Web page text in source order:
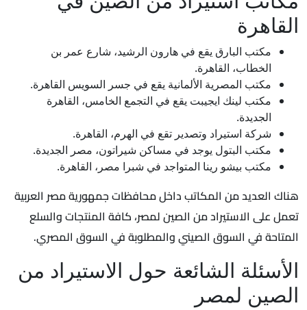
القاهرة
مكتب البارق يقع في هارون الرشيد، شارع عمر بن
الخطاب، القاهرة.
مكتب المصرية الألمانية يقع في جسر السويس القاهرة.
مكتب لينك ايجيبت يقع في التجمع الخامس، القاهرة
الجديدة.
شركة استيراد وتصدير تقع في الهرم، القاهرة.
مكتب البتول يوجد في مساكن شيراتون، مصر الجديدة.
مكتب بيشو رينا المتواجد في شبرا مصر، القاهرة.
هناك العديد من المكاتب داخل محافظات جمهورية مصر العربية
تعمل على الاستيراد من الصين لمصر، كافة المنتجات والسلع
المتاحة في السوق الصيني والمطلوبة في السوق المصري.
الأسئلة الشائعة حول الاستيراد من
الصين لمصر